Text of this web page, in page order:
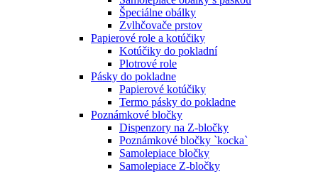
Špeciálne obálky
Zvlhčovače prstov
Papierové role a kotúčiky
Kotúčiky do pokladní
Plotrové role
Pásky do pokladne
Papierové kotúčiky
Termo pásky do pokladne
Poznámkové bločky
Dispenzory na Z-bločky
Poznámkové bločky `kocka`
Samolepiace bločky
Samolepiace Z-bločky